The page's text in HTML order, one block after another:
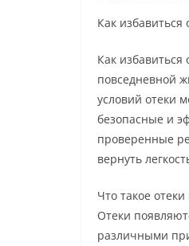
Как избавиться
Как
повседневной
условий отеки
безопасные и
проверенные
вернуть
Что такое
Отеки
различными